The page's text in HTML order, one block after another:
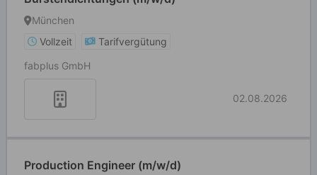
München
Vollzeit
Tarifvergütung
fabplus GmbH
02.08.2026
Production Engineer (m/w/d)